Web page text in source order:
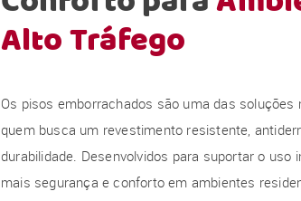
Alto Tráfego
Os pisos emborrachados são uma das soluções
quem busca um revestimento resistente,
durabilidade. Desenvolvidos para suportar o uso
mais segurança e conforto em ambientes